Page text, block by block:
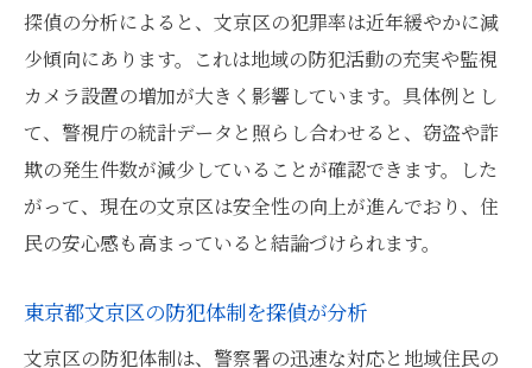
探偵の分析によると、文京区の犯罪率は近年緩やかに減
少傾向にあります。これは地域の防犯活動の充実や監視
カメラ設置の増加が大きく影響しています。具体例とし
て、警視庁の統計データと照らし合わせると、窃盗や詐
欺の発生件数が減少していることが確認できます。した
がって、現在の文京区は安全性の向上が進んでおり、住
民の安心感も高まっていると結論づけられます。
東京都文京区の防犯体制を探偵が分析
文京区の防犯体制は、警察署の迅速な対応と地域住民の